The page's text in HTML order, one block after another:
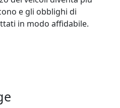
e gli obblighi di
in modo affidabile.